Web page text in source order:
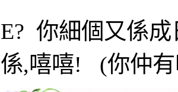
E? 你細個又係成
係,嘻嘻! (你仲